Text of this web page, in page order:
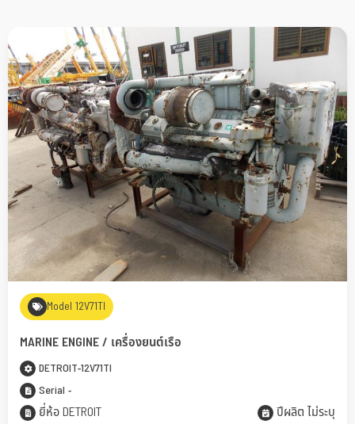
Model 12V71TI
MARINE ENGINE ​/ เครื่องยนต์เรือ
DETROIT-12V71TI
Serial -
ยี่ห้อ DETROIT
ปีผลิต ไม่ระบุ